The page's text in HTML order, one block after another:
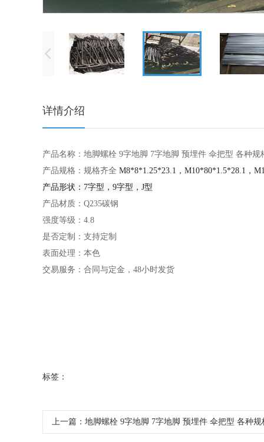
详情介绍
产品名称：地脚螺栓 9字地脚 7字地脚 预埋件 伞把型 各种
产品规格：规格齐全 M8*8*1.25*23.1， M10*80*1.5*28.1，
产品形状：7字型，9字型，J型
产品材质： Q235碳钢
强度等级：4.8
是否定制：支持定制
表面处理：本色
交易服务：合同与定金，48小时发货
标签：
上一篇：地脚螺栓 9字地脚 7字地脚 预埋件 伞把型 各种规